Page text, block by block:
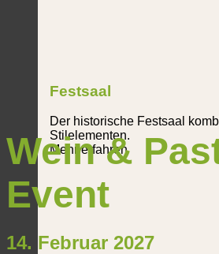
Festsaal
Der historische Festsaal
Stilelementen.
Mehr erfahren
Wein &
Event
14. Februar 2027